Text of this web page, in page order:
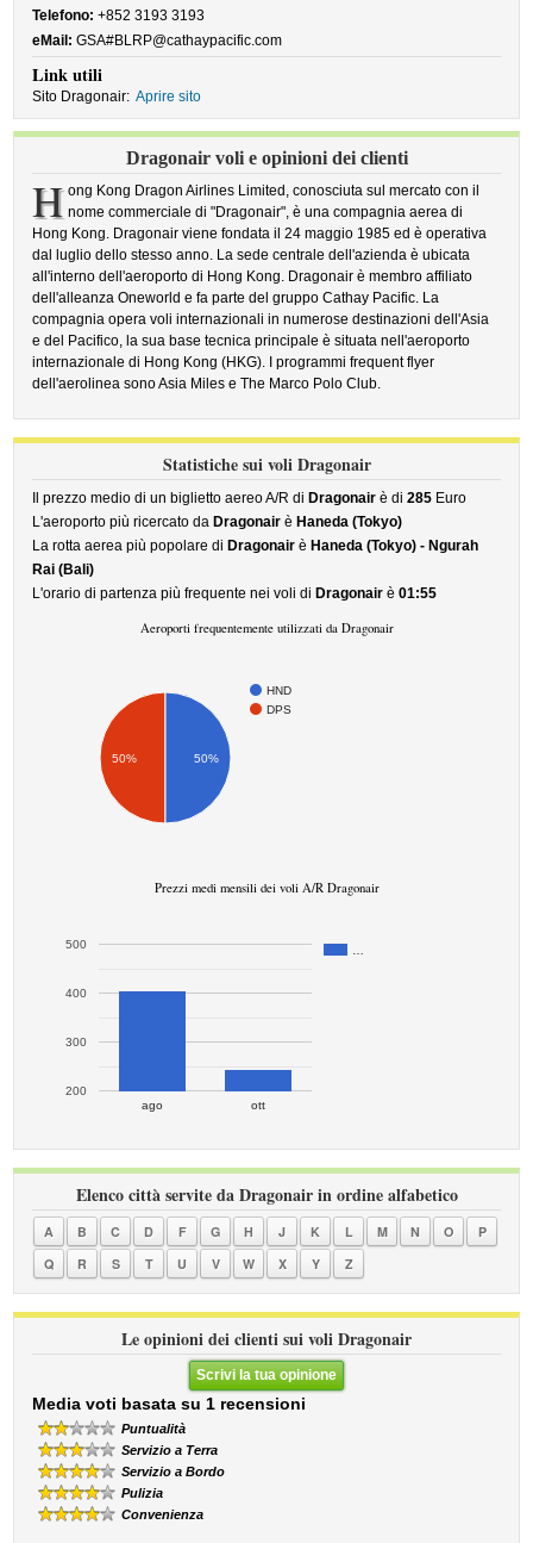
Telefono: +852 3193 3193
eMail: GSA#BLRP@cathaypacific.com
Link utili
Sito Dragonair: Aprire sito
Dragonair voli e opinioni dei clienti
H ong Kong Dragon Airlines Limited, conosciuta sul mercato con il
nome commerciale di "Dragonair", è una compagnia aerea di
Hong Kong. Dragonair viene fondata il 24 maggio 1985 ed è operativa
dal luglio dello stesso anno. La sede centrale dell'azienda è ubicata
all'interno dell'aeroporto di Hong Kong. Dragonair è membro affiliato
dell'alleanza Oneworld e fa parte del gruppo Cathay Pacific. La
compagnia opera voli internazionali in numerose destinazioni dell'Asia
e del Pacifico, la sua base tecnica principale è situata nell'aeroporto
internazionale di Hong Kong (HKG). I programmi frequent flyer
dell'aerolinea sono Asia Miles e The Marco Polo Club.
Statistiche sui voli Dragonair
Il prezzo medio di un biglietto aereo A/R di Dragonair è di285 Euro
L'aeroporto più ricercato da Dragonair è Haneda (Tokyo)
La rotta aerea più popolare di Dragonair è Haneda (Tokyo) - Ngurah
Rai (Bali)
L'orario di partenza più frequente nei voli di Dragonair è01:55
Aeroporti frequentemente utilizzati da Dragonair
HND
DPS
50% 50%
Prezzi medi mensili dei voli A/R Dragonair
ago ott
200
300
400
500
Elenco città servite da Dragonair in ordine alfabetico
A B C D F G H J K L M N O
P
Q
R S T U V W X Y Z
Le opinioni dei clienti sui voli Dragonair
Scrivi la tua opinione
Media voti basata su 1 recensioni
Puntualità
Servizio a Terra
Servizio a Bordo
Pulizia
Convenienza